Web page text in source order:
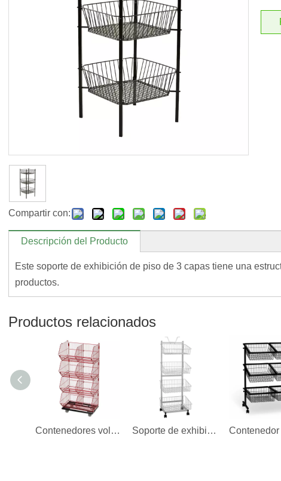
Compartir con:
Descripción del Producto
Este soporte de exhibición de piso de 3 capas tiene una
productos.
Productos relacionados
Contenedores volcadores de alambre móviles apilables con 4 cestas Soporte de exhibición móvil de 4 cestas